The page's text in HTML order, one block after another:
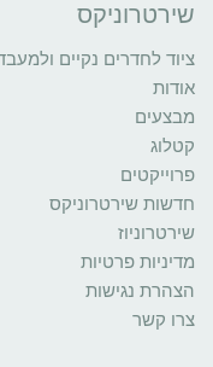
שירטרוניקס
ציוד לחדרים נקיים
אודות
מבצעים
קטלוג
פרוייקטים
חדשות שירטרוניקס
שירטרוניוז
מדיניות פרטיות
הצהרת נגישות
צרו קשר